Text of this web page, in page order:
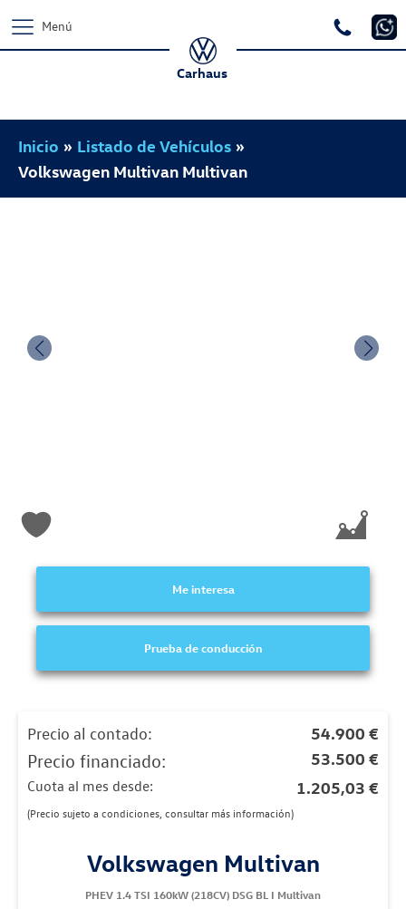
Menú
Carhaus
Inicio » Listado de Vehículos »
Volkswagen Multivan Multivan
Me interesa
Prueba de conducción
Precio al contado: 54.900 €
Precio financiado: 53.500 €
Cuota al mes desde: 1.205,03 €
(Precio sujeto a condiciones, consultar más información)
Volkswagen Multivan
PHEV 1.4 TSI 160kW (218CV) DSG BL I Multivan